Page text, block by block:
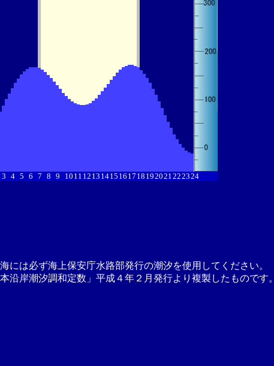
3 4 5 6 7 8 9 10 11 12 13 1415 16 17 18 192021222324
は必ず海上保安庁水路部発行の潮汐を使用してください。
岸潮汐調和定数」平成４年２月発行より複製したものです。